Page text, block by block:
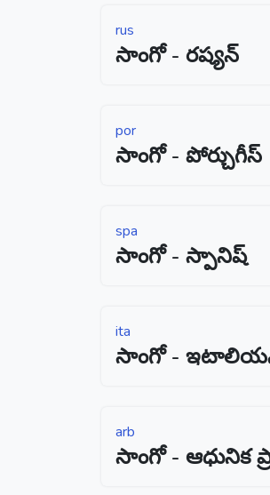
rus
సాంగో - రష్యన్
por
సాంగో - పోర్చుగీస్
spa
సాంగో - స్పానిష్
ita
సాంగో -
arb
సాంగో - ఆధునిక